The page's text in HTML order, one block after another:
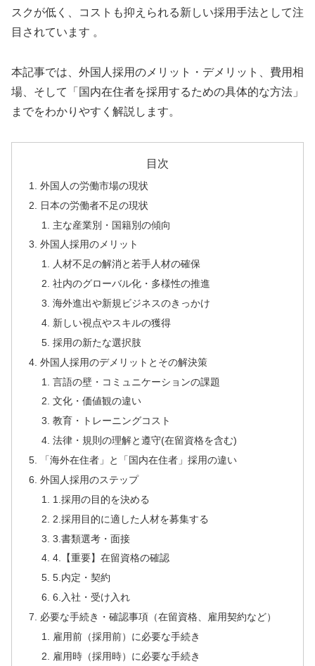
スクが低く、コストも抑えられる新しい採用手法として注
目されています 。
本記事では、外国人採用のメリット・デメリット、費用相
場、そして「国内在住者を採用するための具体的な方法」
までをわかりやすく解説します。
目次
外国人の労働市場の現状
日本の労働者不足の現状
主な産業別・国籍別の傾向
外国人採用のメリット
人材不足の解消と若手人材の確保
社内のグローバル化・多様性の推進
海外進出や新規ビジネスのきっかけ
新しい視点やスキルの獲得
採用の新たな選択肢
外国人採用のデメリットとその解決策
言語の壁・コミュニケーションの課題
文化・価値観の違い
教育・トレーニングコスト
法律・規則の理解と遵守(在留資格を含む)
「海外在住者」と「国内在住者」採用の違い
外国人採用のステップ
1.採用の目的を決める
2.採用目的に適した人材を募集する
3.書類選考・面接
4.【重要】在留資格の確認
5.内定・契約
6.入社・受け入れ
必要な手続き・確認事項（在留資格、雇用契約など）
雇用前（採用前）に必要な手続き
雇用時（採用時）に必要な手続き